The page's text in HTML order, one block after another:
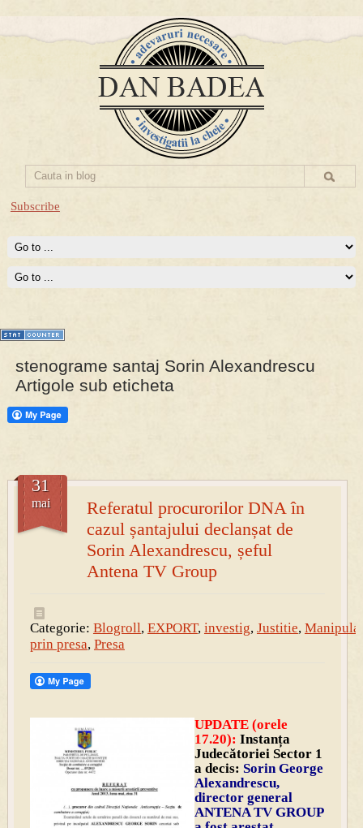
Subscribe
PRESA
Permise pentru vânătoarea de porci în costume, cu gulere albe
Prima mea carte publicata (Nemira)
Averea Presedintelui: prima lucrare despre controversatele
conturi secrete ale Securitatii.
stenograme santaj Sorin Alexandrescu
Artigole sub eticheta
Referatul procurorilor DNA în
cazul șantajului declanșat de
Sorin Alexandrescu, șeful
Antena TV Group
31
mai
Categorie: Blogroll, EXPORT, investig, Justitie,
prin presa, Presa
UPDATE (orele
17.20): Instanța
Judecătoriei Sector 1
a decis: Sorin George
Alexandrescu,
director general
ANTENA TV GROUP